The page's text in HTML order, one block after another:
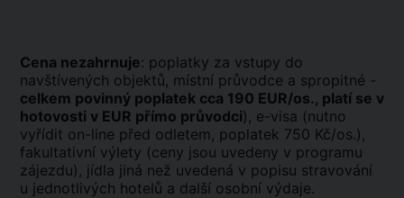
Cena nezahrnuje: poplatky za vstupy do
navštívených objektů, místní průvodce a spropitné -
celkem povinný poplatek cca 190 EUR/os., platí se v
hotovosti v EUR přímo průvodci), e-visa (nutno
vyřídit on-line před odletem, poplatek 750 Kč/os.),
fakultativní výlety (ceny jsou uvedeny v programu
zájezdu), jídla jiná než uvedená v popisu stravování
u jednotlivých hotelů a další osobní výdaje.